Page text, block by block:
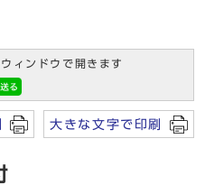
ィンドウで開きます
大きな文字で印刷